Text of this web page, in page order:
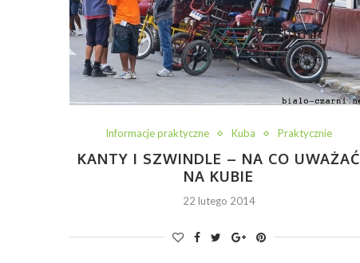
Informacje praktyczne Kuba Praktycznie
KANTY I SZWINDLE – NA CO UWAŻAĆ
NA KUBIE
22 lutego 2014